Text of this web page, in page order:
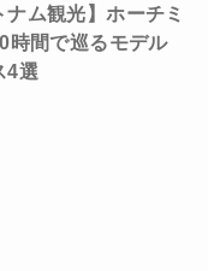
ナム観光】ホーチミ
時間で巡るモデル
4選